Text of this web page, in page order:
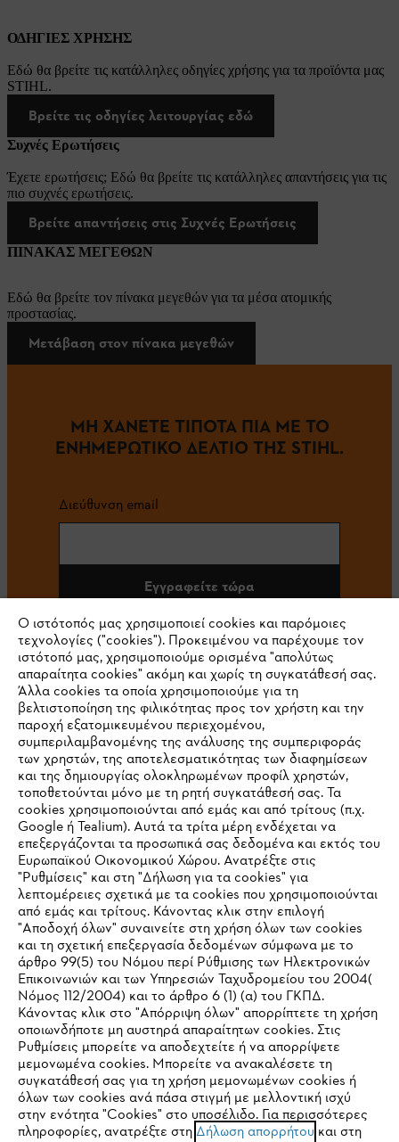
ΟΔΗΓΙΕΣ ΧΡΗΣΗΣ
Εδώ θα βρείτε τις κατάλληλες οδηγίες χρήσης για τα προϊόντα μας
STIHL.
Βρείτε τις οδηγίες λειτουργίας εδώ
Συχνές Ερωτήσεις
Έχετε ερωτήσεις; Εδώ θα βρείτε τις κατάλληλες απαντήσεις για τις
πιο συχνές ερωτήσεις.
Βρείτε απαντήσεις στις Συχνές Ερωτήσεις
ΠΙΝΑΚΑΣ ΜΕΓΕΘΩΝ
Εδώ θα βρείτε τον πίνακα μεγεθών για τα μέσα ατομικής
προστασίας.
Μετάβαση στον πίνακα μεγεθών
ΜΗ ΧΑΝΕΤΕ ΤΙΠΟΤΑ ΠΙΑ ΜΕ ΤΟ
ΕΝΗΜΕΡΩΤΙΚΟ ΔΕΛΤΙΟ ΤΗΣ STIHL.
Διεύθυνση email
Εγγραφείτε τώρα
#STIHL
Εταιρεία
STIHL Συχνές ερωτήσεις
Service
Πολιτική απορρήτου Νομικό κείμενο Cookies
Νομικές πληροφορίες
IHR BROWSER WIRD NICHT
UNTERSTÜTZT
Sie nutzen einen Browser, den wir noch nicht unterstützen. Für
eine optimale Nutzung unserer Seite empfehlen wir Ihnen, zu
einem der folgenden Browser zu wechseln:
Ο ιστότοπός μας χρησιμοποιεί cookies και παρόμοιες
τεχνολογίες ("cookies"). Προκειμένου να παρέχουμε τον
ιστότοπό μας, χρησιμοποιούμε ορισμένα "απολύτως
απαραίτητα cookies" ακόμη και χωρίς τη συγκατάθεσή σας.
Άλλα cookies τα οποία χρησιμοποιούμε για τη
βελτιστοποίηση της φιλικότητας προς τον χρήστη και την
παροχή εξατομικευμένου περιεχομένου,
συμπεριλαμβανομένης της ανάλυσης της συμπεριφοράς
των χρηστών, της αποτελεσματικότητας των διαφημίσεων
και της δημιουργίας ολοκληρωμένων προφίλ χρηστών,
τοποθετούνται μόνο με τη ρητή συγκατάθεσή σας. Τα
cookies χρησιμοποιούνται από εμάς και από τρίτους (π.χ.
Google ή Tealium). Αυτά τα τρίτα μέρη ενδέχεται να
επεξεργάζονται τα προσωπικά σας δεδομένα και εκτός του
Ευρωπαϊκού Οικονομικού Χώρου. Ανατρέξτε στις
"Ρυθμίσεις" και στη "Δήλωση για τα cookies" για
λεπτομέρειες σχετικά με τα cookies που χρησιμοποιούνται
από εμάς και τρίτους. Κάνοντας κλικ στην επιλογή
"Αποδοχή όλων" συναινείτε στη χρήση όλων των cookies
και τη σχετική επεξεργασία δεδομένων σύμφωνα με το
άρθρο 99(5) του Νόμου περί Ρύθμισης των Ηλεκτρονικών
Επικοινωνιών και των Υπηρεσιών Ταχυδρομείου του 2004(
Νόμος 112/2004) και το άρθρο 6 (1) (α) του ΓΚΠΔ.
Κάνοντας κλικ στο "Απόρριψη όλων" απορρίπτετε τη χρήση
οποιωνδήποτε μη αυστηρά απαραίτητων cookies. Στις
Ρυθμίσεις μπορείτε να αποδεχτείτε ή να απορρίψετε
μεμονωμένα cookies. Μπορείτε να ανακαλέσετε τη
συγκατάθεσή σας για τη χρήση μεμονωμένων cookies ή
όλων των cookies ανά πάσα στιγμή με μελλοντική ισχύ
στην ενότητα "Cookies" στο υποσέλιδο. Για περισσότερες
πληροφορίες, ανατρέξτε στηΔήλωση απορρήτου και στη